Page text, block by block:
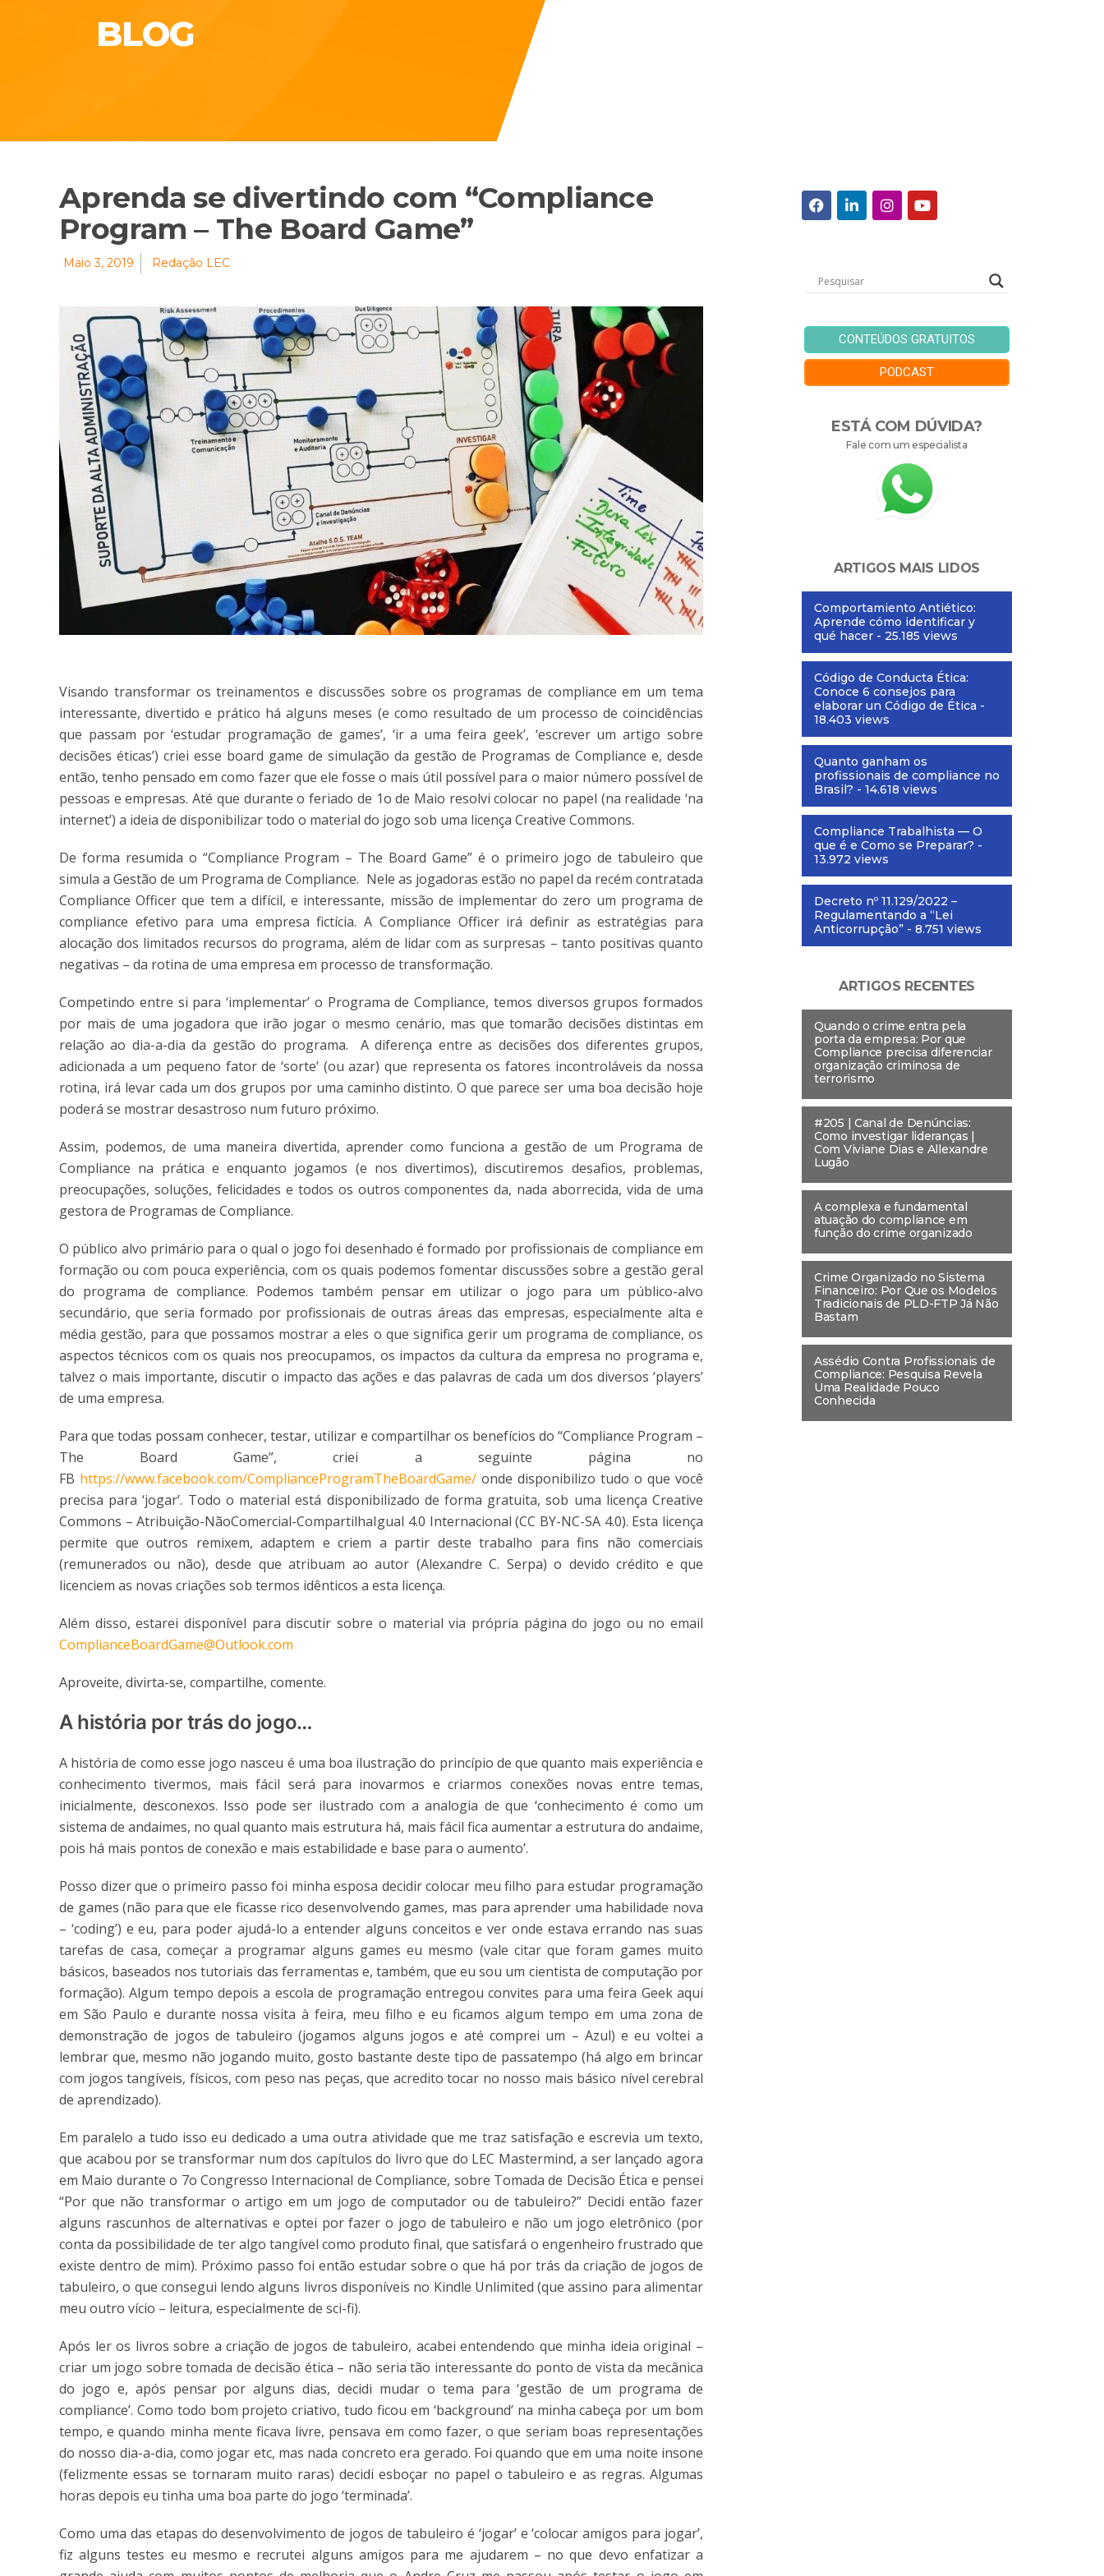
BLOG
Aprenda se divertindo com “Compliance
Program – The Board Game”
Maio 3, 2019 Redação LEC
Visando transformar os treinamentos e discussões sobre os programas de compliance em um tema
interessante, divertido e prático há alguns meses (e como resultado de um processo de coincidências
que passam por ‘estudar programação de games’, ‘ir a uma feira geek’, ‘escrever um artigo sobre
decisões éticas’) criei esse board game de simulação da gestão de Programas de Compliance e, desde
então, tenho pensado em como fazer que ele fosse o mais útil possível para o maior número possível de
pessoas e empresas. Até que durante o feriado de 1o de Maio resolvi colocar no papel (na realidade ‘na
internet’) a ideia de disponibilizar todo o material do jogo sob uma licença Creative Commons.
De forma resumida o “Compliance Program – The Board Game” é o primeiro jogo de tabuleiro que
simula a Gestão de um Programa de Compliance. Nele as jogadoras estão no papel da recém contratada
Compliance Officer que tem a difícil, e interessante, missão de implementar do zero um programa de
compliance efetivo para uma empresa fictícia. A Compliance Officer irá definir as estratégias para
alocação dos limitados recursos do programa, além de lidar com as surpresas – tanto positivas quanto
negativas – da rotina de uma empresa em processo de transformação.
Competindo entre si para ‘implementar’ o Programa de Compliance, temos diversos grupos formados
por mais de uma jogadora que irão jogar o mesmo cenário, mas que tomarão decisões distintas em
relação ao dia-a-dia da gestão do programa. A diferença entre as decisões dos diferentes grupos,
adicionada a um pequeno fator de ‘sorte’ (ou azar) que representa os fatores incontroláveis da nossa
rotina, irá levar cada um dos grupos por uma caminho distinto. O que parece ser uma boa decisão hoje
poderá se mostrar desastroso num futuro próximo.
Assim, podemos, de uma maneira divertida, aprender como funciona a gestão de um Programa de
Compliance na prática e enquanto jogamos (e nos divertimos), discutiremos desafios, problemas,
preocupações, soluções, felicidades e todos os outros componentes da, nada aborrecida, vida de uma
gestora de Programas de Compliance.
O público alvo primário para o qual o jogo foi desenhado é formado por profissionais de compliance em
formação ou com pouca experiência, com os quais podemos fomentar discussões sobre a gestão geral
do programa de compliance. Podemos também pensar em utilizar o jogo para um público-alvo
secundário, que seria formado por profissionais de outras áreas das empresas, especialmente alta e
média gestão, para que possamos mostrar a eles o que significa gerir um programa de compliance, os
aspectos técnicos com os quais nos preocupamos, os impactos da cultura da empresa no programa e,
talvez o mais importante, discutir o impacto das ações e das palavras de cada um dos diversos ‘players’
de uma empresa.
Para que todas possam conhecer, testar, utilizar e compartilhar os benefícios do “Compliance Program –
The Board Game”, criei a seguinte página no
FB https://www.facebook.com/ComplianceProgramTheBoardGame/ onde disponibilizo tudo o que você
precisa para ‘jogar’. Todo o material está disponibilizado de forma gratuita, sob uma licença Creative
Commons – Atribuição-NãoComercial-CompartilhaIgual 4.0 Internacional (CC BY-NC-SA 4.0). Esta licença
permite que outros remixem, adaptem e criem a partir deste trabalho para fins não comerciais
(remunerados ou não), desde que atribuam ao autor (Alexandre C. Serpa) o devido crédito e que
licenciem as novas criações sob termos idênticos a esta licença.
Além disso, estarei disponível para discutir sobre o material via própria página do jogo ou no email
ComplianceBoardGame@Outlook.com
Aproveite, divirta-se, compartilhe, comente.
A história por trás do jogo…
A história de como esse jogo nasceu é uma boa ilustração do princípio de que quanto mais experiência e
conhecimento tivermos, mais fácil será para inovarmos e criarmos conexões novas entre temas,
inicialmente, desconexos. Isso pode ser ilustrado com a analogia de que ‘conhecimento é como um
sistema de andaimes, no qual quanto mais estrutura há, mais fácil fica aumentar a estrutura do andaime,
pois há mais pontos de conexão e mais estabilidade e base para o aumento’.
Posso dizer que o primeiro passo foi minha esposa decidir colocar meu filho para estudar programação
de games (não para que ele ficasse rico desenvolvendo games, mas para aprender uma habilidade nova
– ‘coding’) e eu, para poder ajudá-lo a entender alguns conceitos e ver onde estava errando nas suas
tarefas de casa, começar a programar alguns games eu mesmo (vale citar que foram games muito
básicos, baseados nos tutoriais das ferramentas e, também, que eu sou um cientista de computação por
formação). Algum tempo depois a escola de programação entregou convites para uma feira Geek aqui
em São Paulo e durante nossa visita à feira, meu filho e eu ficamos algum tempo em uma zona de
demonstração de jogos de tabuleiro (jogamos alguns jogos e até comprei um – Azul) e eu voltei a
lembrar que, mesmo não jogando muito, gosto bastante deste tipo de passatempo (há algo em brincar
com jogos tangíveis, físicos, com peso nas peças, que acredito tocar no nosso mais básico nível cerebral
de aprendizado).
Em paralelo a tudo isso eu dedicado a uma outra atividade que me traz satisfação e escrevia um texto,
que acabou por se transformar num dos capítulos do livro que do LEC Mastermind, a ser lançado agora
em Maio durante o 7o Congresso Internacional de Compliance, sobre Tomada de Decisão Ética e pensei
“Por que não transformar o artigo em um jogo de computador ou de tabuleiro?” Decidi então fazer
alguns rascunhos de alternativas e optei por fazer o jogo de tabuleiro e não um jogo eletrônico (por
conta da possibilidade de ter algo tangível como produto final, que satisfará o engenheiro frustrado que
existe dentro de mim). Próximo passo foi então estudar sobre o que há por trás da criação de jogos de
tabuleiro, o que consegui lendo alguns livros disponíveis no Kindle Unlimited (que assino para alimentar
meu outro vício – leitura, especialmente de sci-fi).
Após ler os livros sobre a criação de jogos de tabuleiro, acabei entendendo que minha ideia original –
criar um jogo sobre tomada de decisão ética – não seria tão interessante do ponto de vista da mecânica
do jogo e, após pensar por alguns dias, decidi mudar o tema para ‘gestão de um programa de
compliance’. Como todo bom projeto criativo, tudo ficou em ‘background’ na minha cabeça por um bom
tempo, e quando minha mente ficava livre, pensava em como fazer, o que seriam boas representações
do nosso dia-a-dia, como jogar etc, mas nada concreto era gerado. Foi quando que em uma noite insone
(felizmente essas se tornaram muito raras) decidi esboçar no papel o tabuleiro e as regras. Algumas
horas depois eu tinha uma boa parte do jogo ‘terminada’.
Como uma das etapas do desenvolvimento de jogos de tabuleiro é ‘jogar’ e ‘colocar amigos para jogar’,
fiz alguns testes eu mesmo e recrutei alguns amigos para me ajudarem – no que devo enfatizar a
CONTEÚDOS GRATUITOS
PODCAST
ESTÁ COM DÚVIDA?
Fale com um especialista
ARTIGOS MAIS LIDOS
Comportamiento Antiético:
Aprende cómo identificar y
qué hacer - 25.185 views
Código de Conducta Ética:
Conoce 6 consejos para
elaborar un Código de Ética -
18.403 views
Quanto ganham os
profissionais de compliance no
Brasil? - 14.618 views
Compliance Trabalhista — O
que é e Como se Preparar? -
13.972 views
Decreto nº 11.129/2022 –
Regulamentando a “Lei
Anticorrupção” - 8.751 views
ARTIGOS RECENTES
Quando o crime entra pela
porta da empresa: Por que
Compliance precisa diferenciar
organização criminosa de
terrorismo
#205 | Canal de Denúncias:
Como investigar lideranças |
Com Viviane Dias e Allexandre
Lugão
A complexa e fundamental
atuação do compliance em
função do crime organizado
Crime Organizado no Sistema
Financeiro: Por Que os Modelos
Tradicionais de PLD-FTP Já Não
Bastam
Assédio Contra Profissionais de
Compliance: Pesquisa Revela
Uma Realidade Pouco
Conhecida